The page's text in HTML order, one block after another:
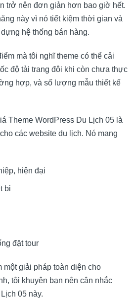
trở nên đơn giản hơn bao giờ hết.
này vì nó tiết kiệm thời gian và
hệ thống bán hàng.
mà tôi nghĩ theme có thể cải
độ tải trang đôi khi còn chưa thực
hợp, và số lượng mẫu thiết kế
Theme WordPress Du Lịch 05 là
các website du lịch. Nó mang
hiện đại
bị
đặt tour
một giải pháp toàn diện cho
tôi khuyên bạn nên cân nhắc
05 này.